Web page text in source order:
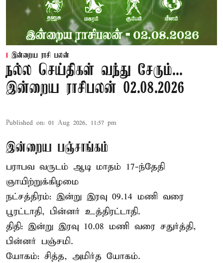
இன்றைய ராசி பலன்
நல்ல செய்திகள் வந்து சேரும்...
இன்றைய ராசிபலன் 02.08.2026
Published on: 01 Aug 2026, 11:57 pm
இன்றைய பஞ்சாங்கம்
பராபவ வருடம் ஆடி மாதம் 17-ந்தேதி
ஞாயிற்றுக்கிழமை
நட்சத்திரம்: இன்று இரவு 09.14 மணி வரை
பூரட்டாதி, பின்னர் உத்திரட்டாதி.
திதி: இன்று இரவு 10.08 மணி வரை சதுர்த்தி,
பின்னர் பஞ்சமி.
யோகம்: சித்த, அமிர்த யோகம்.